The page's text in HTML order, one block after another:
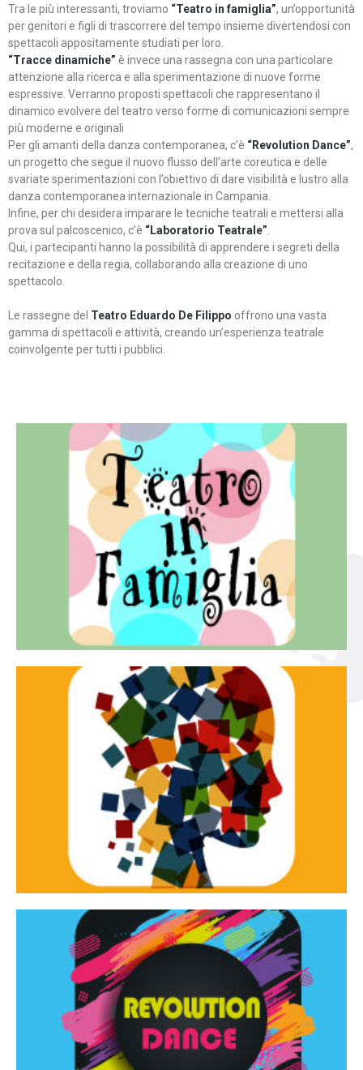
Tra le più interessanti, troviamo “Teatro in famiglia”, un’opportunità
per genitori e figli di trascorrere del tempo insieme divertendosi con
spettacoli appositamente studiati per loro.
“Tracce dinamiche” è invece una rassegna con una particolare
attenzione alla ricerca e alla sperimentazione di nuove forme
espressive. Verranno proposti spettacoli che rappresentano il
dinamico evolvere del teatro verso forme di comunicazioni sempre
più moderne e originali
Per gli amanti della danza contemporanea, c’è “Revolution Dance”,
un progetto che segue il nuovo flusso dell’arte coreutica e delle
svariate sperimentazioni con l’obiettivo di dare visibilità e lustro alla
danza contemporanea internazionale in Campania.
Infine, per chi desidera imparare le tecniche teatrali e mettersi alla
prova sul palcoscenico, c’è “Laboratorio Teatrale”
Qui, i partecipanti hanno la possibilità di apprendere i segreti della
recitazione e della regia, collaborando alla creazione di uno
spettacolo.
Le rassegne del Teatro Eduardo De Filippo offrono una vasta
gamma di spettacoli e attività, creando un’esperienza teatrale
coinvolgente per tutti i pubblici.
Teatro in famiglia
Teatro In Famiglia è una rassegna di teatro concepita
per far condividere e godere del teatro all’intera
famiglia.
Continua
Tracce dinamiche
Tracce Dinamiche è una rassegna di teatro
d’innovazione e sperimentale.
Continua
Revolution Dance
Rassegna di danza contemporanea – I Edizione